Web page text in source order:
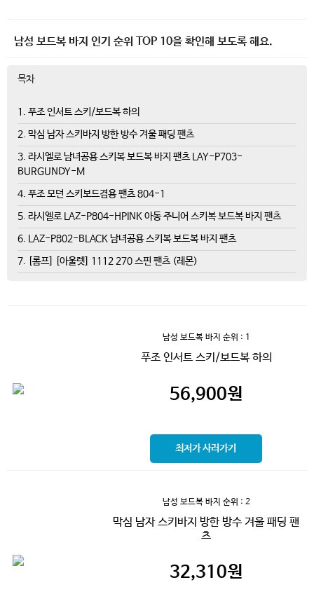
남성 보드복 바지 인기 순위 TOP 10을 확인해 보도록 해요.
목차
1. 푸조 인서트 스키/보드복 하의
2. 막심 남자 스키바지 방한 방수 겨울 패딩 팬츠
3. 라시엘로 남녀공용 스키복 보드복 바지 팬츠 LAY-P703-
BURGUNDY-M
4. 푸조 모던 스키보드겸용 팬츠 804-1
5. 라시엘로 LAZ-P804-HPINK 아동 주니어 스키복 보드복 바지 팬츠
6. LAZ-P802-BLACK 남녀공용 스키복 보드복 바지 팬츠
7. [롬프] [아울렛] 1112 270 스핀 팬츠 (레몬)
남성 보드복 바지 순위 : 1
푸조 인서트 스키/보드복 하의
56,900원
최저가 사러가기
남성 보드복 바지 순위 : 2
막심 남자 스키바지 방한 방수 겨울 패딩 팬
츠
32,310원